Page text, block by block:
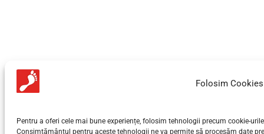
Folosim
Pentru a oferi cele mai bune experiențe, folosim tehnologii precum cookie-
Consimțământul pentru aceste tehnologii ne va permite să procesăm date